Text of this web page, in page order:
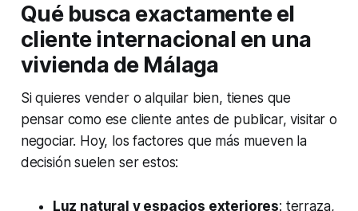
Qué busca exactamente el
cliente internacional en una
vivienda de Málaga
Si quieres vender o alquilar bien, tienes que
pensar como ese cliente antes de publicar, visitar o
negociar. Hoy, los factores que más mueven la
decisión suelen ser estos:
Luz natural y espacios exteriores: terraza,